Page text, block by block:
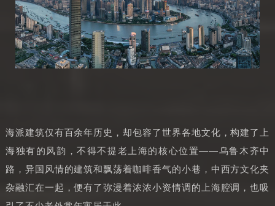
海派建筑仅有百余年历史，却包容了世界各地文化，构建了上
海独有的风韵，不得不提老上海的核心位置——乌鲁木齐中
路，异国风情的建筑和飘荡着咖啡香气的小巷，中西方文化夹
杂融汇在一起，便有了弥漫着浓浓小资情调的上海腔调，也吸